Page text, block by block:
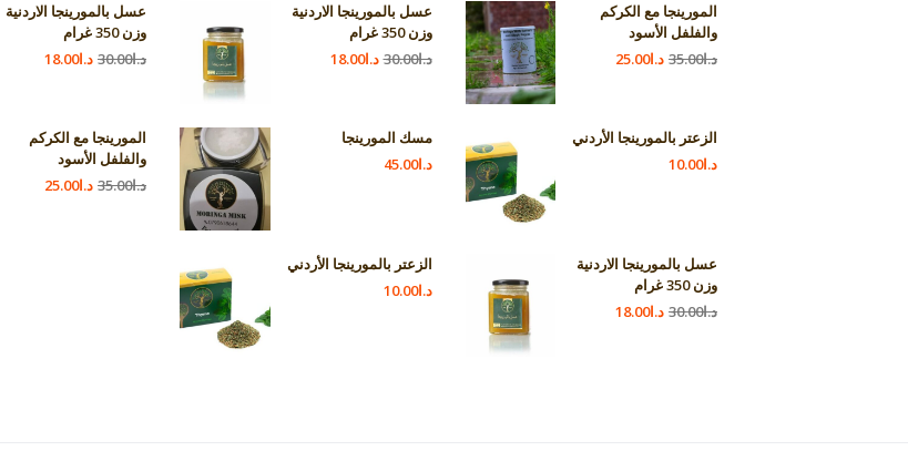
المورينجا مع الكركم
والفلفل الأسود
د.ا35.00 د.ا25.00
الزعتر بالمورينجا الأردني
د.ا10.00
عسل بالمورينجا الاردنية
وزن 350 غرام
د.ا30.00 د.ا18.00
عسل بالمورينجا الاردنية
وزن 350 غرام
د.ا30.00 د.ا18.00
مسك المورينجا
د.ا45.00
الزعتر بالمورينجا الأردني
د.ا10.00
عسل بالمورينجا الاردنية
وزن 350 غرام
د.ا30.00 د.ا18.00
المورينجا مع الكركم
والفلفل الأسود
د.ا35.00 د.ا25.00